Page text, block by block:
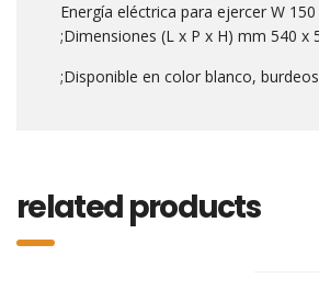
Energía eléctrica para ejercer W
;Dimensiones (L x P x H) mm 540 x
;Disponible en color blanco,
related products